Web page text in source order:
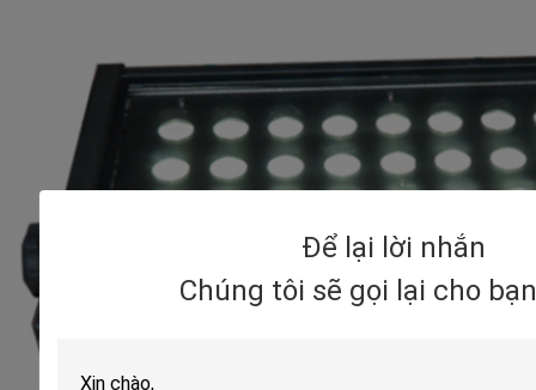
Để lại lời nhắn
Chúng tôi sẽ gọi lại cho